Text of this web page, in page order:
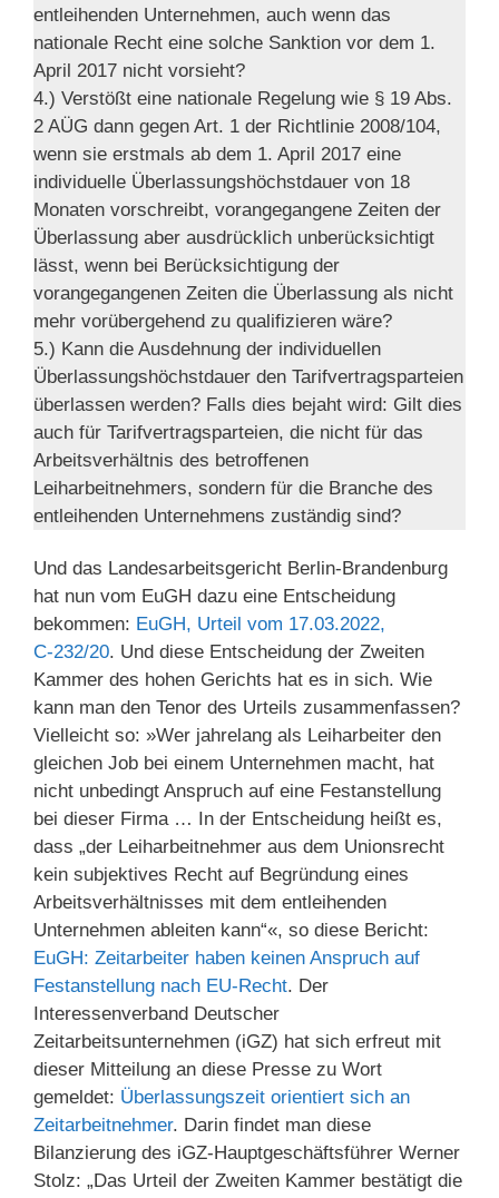
entleihenden Unternehmen, auch wenn das
nationale Recht eine solche Sanktion vor dem 1.
April 2017 nicht vorsieht?
4.) Verstößt eine nationale Regelung wie § 19 Abs.
2 AÜG dann gegen Art. 1 der Richtlinie 2008/104,
wenn sie erstmals ab dem 1. April 2017 eine
individuelle Überlassungshöchstdauer von 18
Monaten vorschreibt, vorangegangene Zeiten der
Überlassung aber ausdrücklich unberücksichtigt
lässt, wenn bei Berücksichtigung der
vorangegangenen Zeiten die Überlassung als nicht
mehr vorübergehend zu qualifizieren wäre?
5.) Kann die Ausdehnung der individuellen
Überlassungshöchstdauer den Tarifvertragsparteien
überlassen werden? Falls dies bejaht wird: Gilt dies
auch für Tarifvertragsparteien, die nicht für das
Arbeitsverhältnis des betroffenen
Leiharbeitnehmers, sondern für die Branche des
entleihenden Unternehmens zuständig sind?
Und das Landesarbeitsgericht Berlin-Brandenburg
hat nun vom EuGH dazu eine Entscheidung
bekommen: EuGH, Urteil vom 17.03.2022,
C‑232/20. Und diese Entscheidung der Zweiten
Kammer des hohen Gerichts hat es in sich. Wie
kann man den Tenor des Urteils zusammenfassen?
Vielleicht so: »Wer jahrelang als Leiharbeiter den
gleichen Job bei einem Unternehmen macht, hat
nicht unbedingt Anspruch auf eine Festanstellung
bei dieser Firma … In der Entscheidung heißt es,
dass „der Leiharbeitnehmer aus dem Unionsrecht
kein subjektives Recht auf Begründung eines
Arbeitsverhältnisses mit dem entleihenden
Unternehmen ableiten kann“«, so diese Bericht:
EuGH: Zeitarbeiter haben keinen Anspruch auf
Festanstellung nach EU-Recht. Der
Interessenverband Deutscher
Zeitarbeitsunternehmen (iGZ) hat sich erfreut mit
dieser Mitteilung an diese Presse zu Wort
gemeldet: Überlassungszeit orientiert sich an
Zeitarbeitnehmer. Darin findet man diese
Bilanzierung des iGZ-Hauptgeschäftsführer Werner
Stolz: „Das Urteil der Zweiten Kammer bestätigt die